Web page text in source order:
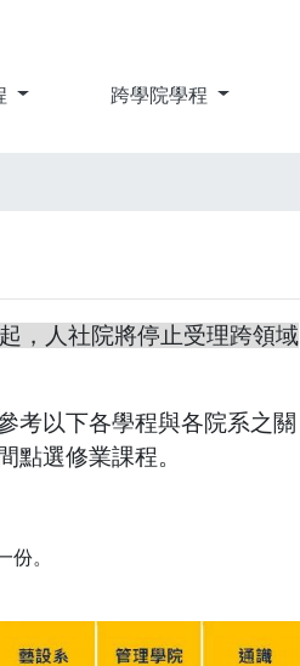
跨學院學程
，人社院將停止受理跨領域
考以下各學程與各院系之關
點選修業課程。
。